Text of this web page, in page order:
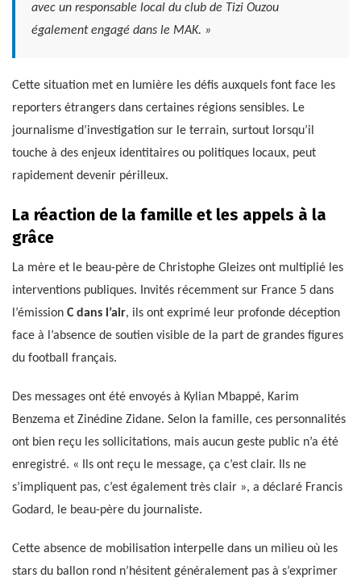
avec un responsable local du club de Tizi Ouzou
également engagé dans le MAK. »
Cette situation met en lumière les défis auxquels font face les
reporters étrangers dans certaines régions sensibles. Le
journalisme d’investigation sur le terrain, surtout lorsqu’il
touche à des enjeux identitaires ou politiques locaux, peut
rapidement devenir périlleux.
La réaction de la famille et les appels à la
grâce
La mère et le beau-père de Christophe Gleizes ont multiplié les
interventions publiques. Invités récemment sur France 5 dans
l’émission C dans l’air, ils ont exprimé leur profonde déception
face à l’absence de soutien visible de la part de grandes figures
du football français.
Des messages ont été envoyés à Kylian Mbappé, Karim
Benzema et Zinédine Zidane. Selon la famille, ces personnalités
ont bien reçu les sollicitations, mais aucun geste public n’a été
enregistré. « Ils ont reçu le message, ça c’est clair. Ils ne
s’impliquent pas, c’est également très clair », a déclaré Francis
Godard, le beau-père du journaliste.
Cette absence de mobilisation interpelle dans un milieu où les
stars du ballon rond n’hésitent généralement pas à s’exprimer